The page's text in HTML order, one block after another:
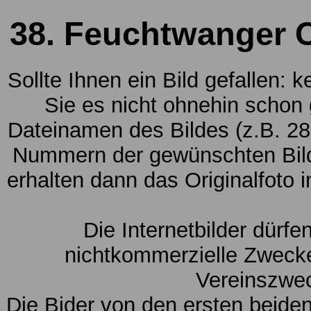
38. Feuchtwanger
Sollte Ihnen ein Bild gefallen:
Sie es nicht ohnehin
Dateinamen des Bildes (z.B.
Nummern der gewünschten
erhalten dann das Originalfoto
Die Internetbilder
nichtkommerzielle
Die Bider von den ersten